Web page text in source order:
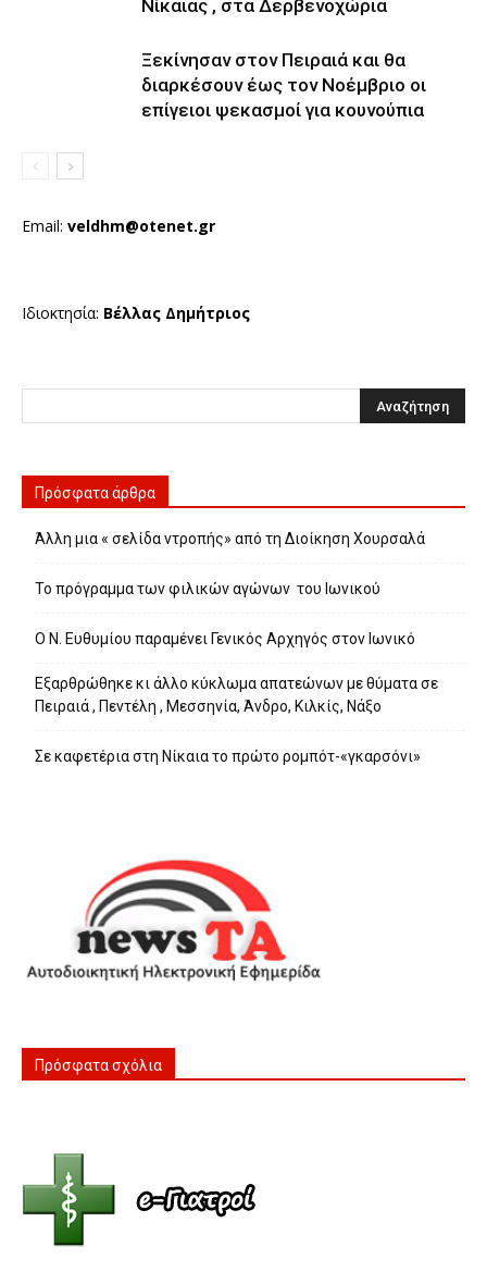
Νίκαιας , στα Δερβενοχώρια
Ξεκίνησαν στον Πειραιά και θα
διαρκέσουν έως τον Νοέμβριο οι
επίγειοι ψεκασμοί για κουνούπια
Email: veldhm@otenet.gr
Ιδιοκτησία: Βέλλας Δημήτριος
Πρόσφατα άρθρα
Άλλη μια « σελίδα ντροπής» από τη Διοίκηση Χουρσαλά
Το πρόγραμμα των φιλικών αγώνων του Ιωνικού
Ο Ν. Ευθυμίου παραμένει Γενικός Αρχηγός στον Ιωνικό
Εξαρθρώθηκε κι άλλο κύκλωμα απατεώνων με θύματα σε
Πειραιά , Πεντέλη , Μεσσηνία, Άνδρο, Κιλκίς, Νάξο
Σε καφετέρια στη Νίκαια το πρώτο ρομπότ-«γκαρσόνι»
Πρόσφατα σχόλια